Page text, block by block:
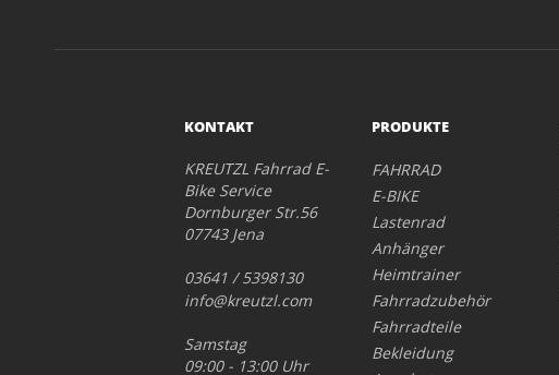
KONTAKT
KREUTZL Fahrrad E-
Bike Service
Dornburger Str.56
07743 Jena
03641 / 5398130
info@kreutzl.com
Samstag
09:00 - 13:00 Uhr
PRODUKTE
FAHRRAD
E-BIKE
Lastenrad
Anhänger
Heimtrainer
Fahrradzubehör
Fahrradteile
Bekleidung